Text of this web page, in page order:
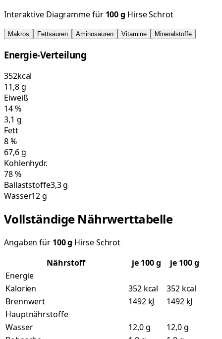
Interaktive Diagramme für 100g Hirse Schrot
Makros Fettsäuren Aminosäuren Vitamine Mineralstoffe
Energie-Verteilung
352kcal
11,8g
Eiweiß
14%
3,1 g
Fett
8%
67,6g
Kohlenhydr.
78%
Ballaststoffe3,3 g
Wasser12 g
Vollständige Nährwerttabelle
Angaben für 100g Hirse Schrot
Nährstoff
je 100g
je 100 g
Energie
Kalorien
352 kcal
352 kcal
Brennwert
1492 kJ
1492 kJ
Hauptnährstoffe
Wasser
12,0 g
12,0 g